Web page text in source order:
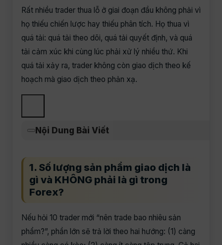
Rất nhiều trader thua lỗ ở giai đoạn đầu không phải vì
họ thiếu chiến lược hay thiếu phân tích. Họ thua vì
quá tải: quá tải theo dõi, quá tải quyết định, và quá
tải cảm xúc khi cùng lúc phải xử lý nhiều thứ. Khi
quá tải xảy ra, trader không còn giao dịch theo kế
hoạch mà giao dịch theo phản xạ.
Nội Dung Bài Viết
1. Số lượng sản phẩm giao dịch là
gì và KHÔNG phải là gì trong
Forex?
Nếu hỏi 10 trader mới “nên trade bao nhiêu sản
phẩm?”, phần lớn sẽ trả lời theo hai hướng: (1) càng